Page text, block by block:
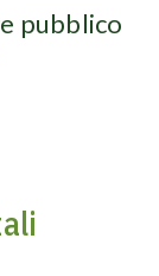
pubblico